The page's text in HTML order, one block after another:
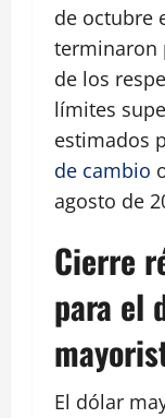
de octubre
terminaron
de los
límites
estimados
de cambio
agosto de
Cierre
para el
El dólar